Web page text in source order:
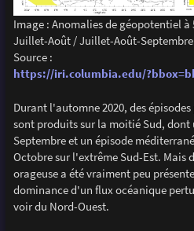
Image : Anomalies de géopotentiel à
Juillet-Août / Juillet-Août-Septembre
Source :
https://iri.columbia.edu/
Durant l'automne 2020, des
sont produits sur la moitié Sud, dont
Septembre et un épisode
Octobre sur l'extrême Sud-Est.
orageuse a été vraiment peu
dominance d'un flux océanique
voir du Nord-Ouest.